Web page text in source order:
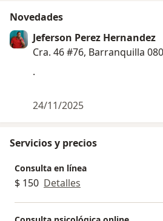
Novedades
Jeferson Perez Hernandez
Cra. 46 #76, Barranquilla
.
24/11/2025
Servicios y precios
Consulta en línea
$ 150 Detalles